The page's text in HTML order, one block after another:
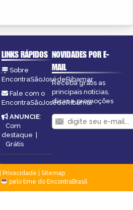
LINKS RÁPIDOS
Sobre
EncontraSãoJosédeRibamar
Fale com o
EncontraSãoJosédeRibamar
ANUNCIE:
Com
destaque
Grátis
NOVIDADES POR E-
MAIL
Receba grátis as
principais notícias,
dicas e promoções
Privacidade
Sitemap
pelo time do EncontraBrasil